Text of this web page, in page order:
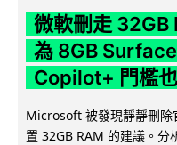
微軟刪走 32GB
為 8GB
Copilot+ 門檻
Microsoft 被發現靜靜刪除
置 32GB RAM 的建議。分